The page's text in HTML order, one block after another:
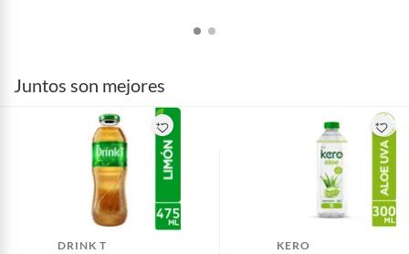
Juntos son mejores
DRINK T KERO